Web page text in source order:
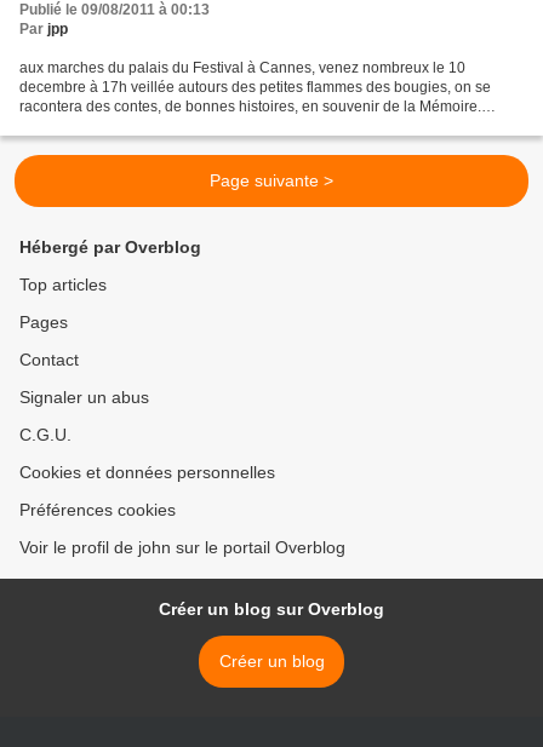
Publié le 09/08/2011 à 00:13
Par jpp
aux marches du palais du Festival à Cannes, venez nombreux le 10
decembre à 17h veillée autours des petites flammes des bougies, on se
racontera des contes, de bonnes histoires, en souvenir de la Mémoire.
Page suivante >
Hébergé par Overblog
Top articles
Pages
Contact
Signaler un abus
C.G.U.
Cookies et données personnelles
Préférences cookies
Voir le profil de john sur le portail Overblog
Créer un blog sur Overblog
Créer un blog